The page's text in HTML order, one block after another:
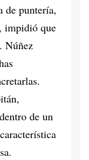
de puntería,
impidió que
Núñez
de un